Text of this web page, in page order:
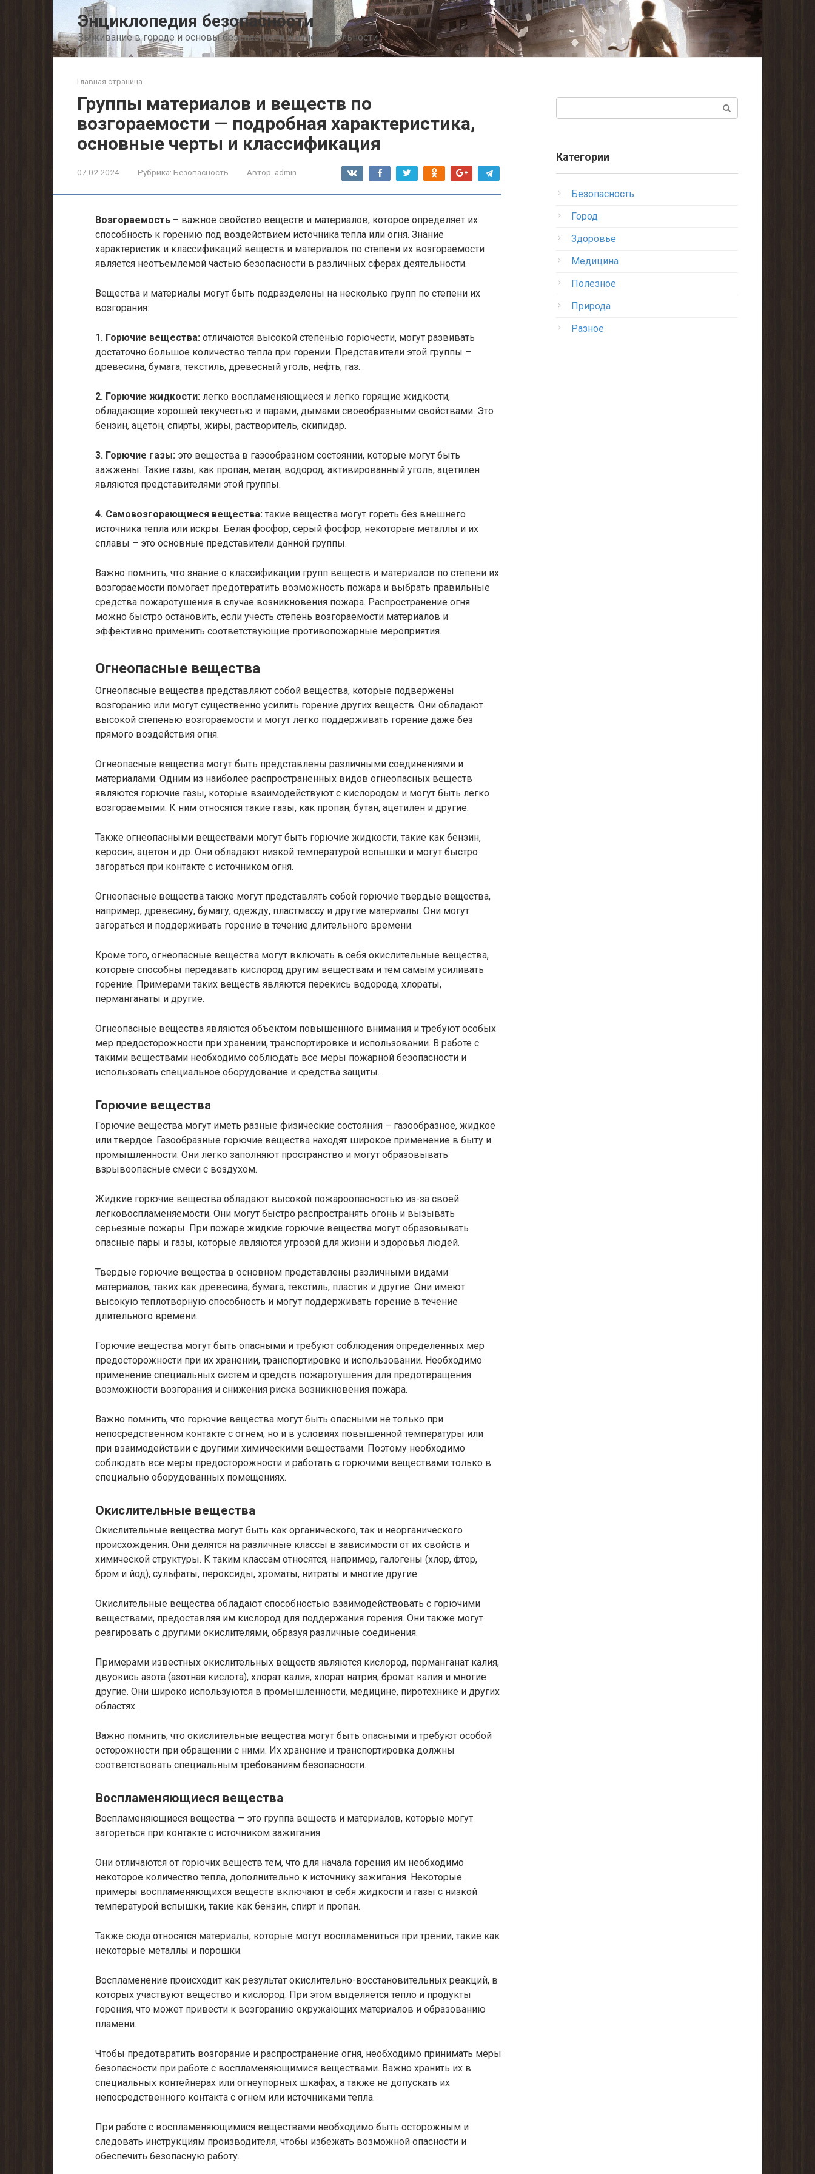
Энциклопедия безопасности
Выживание в городе и основы безопасности жизнедеятельности
Главная страница
Группы материалов и веществ по
возгораемости — подробная характеристика,
основные черты и классификация
07.02.2024 Рубрика: Безопасность Автор: admin
Возгораемость – важное свойство веществ и материалов, которое определяет их
способность к горению под воздействием источника тепла или огня. Знание
характеристик и классификаций веществ и материалов по степени их возгораемости
является неотъемлемой частью безопасности в различных сферах деятельности.
Вещества и материалы могут быть подразделены на несколько групп по степени их
возгорания:
1. Горючие вещества: отличаются высокой степенью горючести, могут развивать
достаточно большое количество тепла при горении. Представители этой группы –
древесина, бумага, текстиль, древесный уголь, нефть, газ.
2. Горючие жидкости: легко воспламеняющиеся и легко горящие жидкости,
обладающие хорошей текучестью и парами, дымами своеобразными свойствами. Это
бензин, ацетон, спирты, жиры, растворитель, скипидар.
3. Горючие газы: это вещества в газообразном состоянии, которые могут быть
зажжены. Такие газы, как пропан, метан, водород, активированный уголь, ацетилен
являются представителями этой группы.
4. Самовозгорающиеся вещества: такие вещества могут гореть без внешнего
источника тепла или искры. Белая фосфор, серый фосфор, некоторые металлы и их
сплавы – это основные представители данной группы.
Важно помнить, что знание о классификации групп веществ и материалов по степени их
возгораемости помогает предотвратить возможность пожара и выбрать правильные
средства пожаротушения в случае возникновения пожара. Распространение огня
можно быстро остановить, если учесть степень возгораемости материалов и
эффективно применить соответствующие противопожарные мероприятия.
Огнеопасные вещества
Огнеопасные вещества представляют собой вещества, которые подвержены
возгоранию или могут существенно усилить горение других веществ. Они обладают
высокой степенью возгораемости и могут легко поддерживать горение даже без
прямого воздействия огня.
Огнеопасные вещества могут быть представлены различными соединениями и
материалами. Одним из наиболее распространенных видов огнеопасных веществ
являются горючие газы, которые взаимодействуют с кислородом и могут быть легко
возгораемыми. К ним относятся такие газы, как пропан, бутан, ацетилен и другие.
Также огнеопасными веществами могут быть горючие жидкости, такие как бензин,
керосин, ацетон и др. Они обладают низкой температурой вспышки и могут быстро
загораться при контакте с источником огня.
Огнеопасные вещества также могут представлять собой горючие твердые вещества,
например, древесину, бумагу, одежду, пластмассу и другие материалы. Они могут
загораться и поддерживать горение в течение длительного времени.
Кроме того, огнеопасные вещества могут включать в себя окислительные вещества,
которые способны передавать кислород другим веществам и тем самым усиливать
горение. Примерами таких веществ являются перекись водорода, хлораты,
перманганаты и другие.
Огнеопасные вещества являются объектом повышенного внимания и требуют особых
мер предосторожности при хранении, транспортировке и использовании. В работе с
такими веществами необходимо соблюдать все меры пожарной безопасности и
использовать специальное оборудование и средства защиты.
Горючие вещества
Горючие вещества могут иметь разные физические состояния – газообразное, жидкое
или твердое. Газообразные горючие вещества находят широкое применение в быту и
промышленности. Они легко заполняют пространство и могут образовывать
взрывоопасные смеси с воздухом.
Жидкие горючие вещества обладают высокой пожароопасностью из-за своей
легковоспламеняемости. Они могут быстро распространять огонь и вызывать
серьезные пожары. При пожаре жидкие горючие вещества могут образовывать
опасные пары и газы, которые являются угрозой для жизни и здоровья людей.
Твердые горючие вещества в основном представлены различными видами
материалов, таких как древесина, бумага, текстиль, пластик и другие. Они имеют
высокую теплотворную способность и могут поддерживать горение в течение
длительного времени.
Горючие вещества могут быть опасными и требуют соблюдения определенных мер
предосторожности при их хранении, транспортировке и использовании. Необходимо
применение специальных систем и средств пожаротушения для предотвращения
возможности возгорания и снижения риска возникновения пожара.
Важно помнить, что горючие вещества могут быть опасными не только при
непосредственном контакте с огнем, но и в условиях повышенной температуры или
при взаимодействии с другими химическими веществами. Поэтому необходимо
соблюдать все меры предосторожности и работать с горючими веществами только в
специально оборудованных помещениях.
Окислительные вещества
Окислительные вещества могут быть как органического, так и неорганического
происхождения. Они делятся на различные классы в зависимости от их свойств и
химической структуры. К таким классам относятся, например, галогены (хлор, фтор,
бром и йод), сульфаты, пероксиды, хроматы, нитраты и многие другие.
Окислительные вещества обладают способностью взаимодействовать с горючими
веществами, предоставляя им кислород для поддержания горения. Они также могут
реагировать с другими окислителями, образуя различные соединения.
Примерами известных окислительных веществ являются кислород, перманганат калия,
двуокись азота (азотная кислота), хлорат калия, хлорат натрия, бромат калия и многие
другие. Они широко используются в промышленности, медицине, пиротехнике и других
областях.
Важно помнить, что окислительные вещества могут быть опасными и требуют особой
осторожности при обращении с ними. Их хранение и транспортировка должны
соответствовать специальным требованиям безопасности.
Воспламеняющиеся вещества
Воспламеняющиеся вещества — это группа веществ и материалов, которые могут
загореться при контакте с источником зажигания.
Они отличаются от горючих веществ тем, что для начала горения им необходимо
некоторое количество тепла, дополнительно к источнику зажигания. Некоторые
примеры воспламеняющихся веществ включают в себя жидкости и газы с низкой
температурой вспышки, такие как бензин, спирт и пропан.
Также сюда относятся материалы, которые могут воспламениться при трении, такие как
некоторые металлы и порошки.
Воспламенение происходит как результат окислительно-восстановительных реакций, в
которых участвуют вещество и кислород. При этом выделяется тепло и продукты
горения, что может привести к возгоранию окружающих материалов и образованию
пламени.
Чтобы предотвратить возгорание и распространение огня, необходимо принимать меры
безопасности при работе с воспламеняющимися веществами. Важно хранить их в
специальных контейнерах или огнеупорных шкафах, а также не допускать их
непосредственного контакта с огнем или источниками тепла.
При работе с воспламеняющимися веществами необходимо быть осторожным и
следовать инструкциям производителя, чтобы избежать возможной опасности и
обеспечить безопасную работу.
Категории
Безопасность
Город
Здоровье
Медицина
Полезное
Природа
Разное